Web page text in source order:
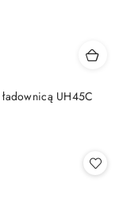
UH45C